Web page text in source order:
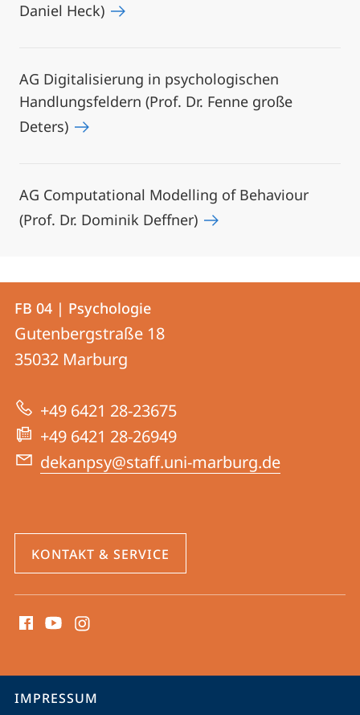
Daniel Heck)
AG Digitalisierung in psychologischen
Handlungsfeldern (Prof. Dr. Fenne große
Deters)
AG Computational Modelling of Behaviour
(Prof. Dr. Dominik Deffner)
Kontakt
und
Informationen
zur
Website
Kontaktinformationen
FB
04
|
Psychologie
FB 04 | Psychologie
Gutenbergstraße 18
35032 Marburg
+49 6421 28-23675
+49 6421 28-26949
dekanpsy@staff.uni-marburg.de
KONTAKT & SERVICE
Media
Service-
IMPRESSUM